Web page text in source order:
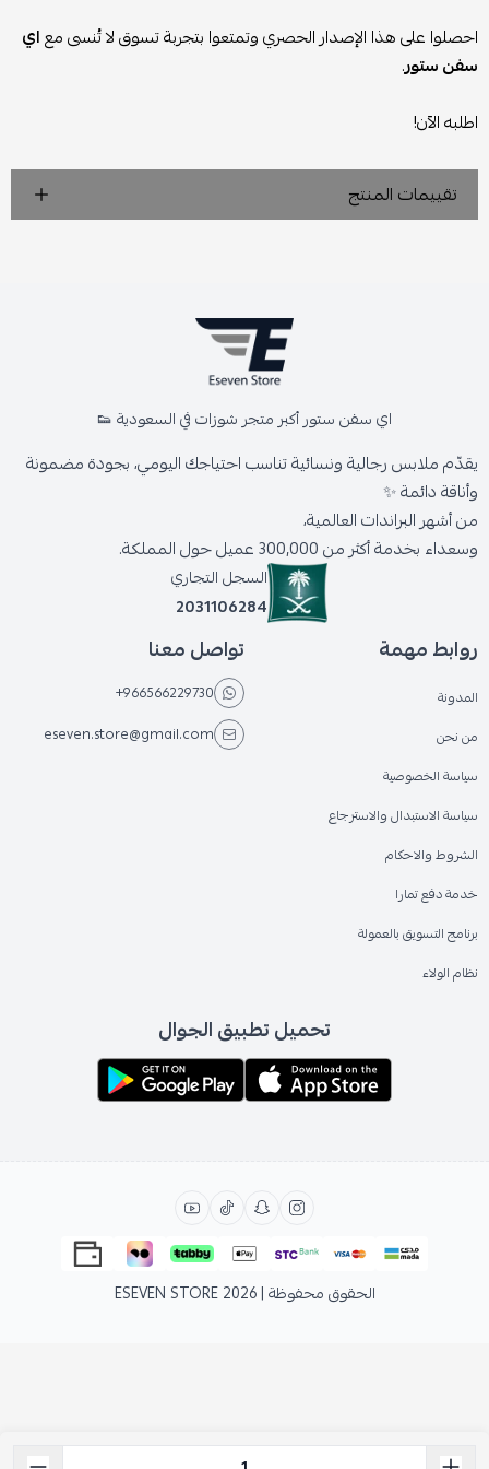
احصلوا على هذا الإصدار الحصري وتمتعوا بتجربة تسوق لا تُنسى معاي
سفن ستور.
اطلبه الآن!
تقييمات المنتج
اي سفن ستور أكبر متجر شوزات في السعودية 👟
يقدّم ملابس رجالية ونسائية تناسب احتياجك اليومي، بجودة مضمونة
وأناقة دائمة ✨
من أشهر البراندات العالمية،
وسعداء بخدمة أكثر من 300,000 عميل حول المملكة.
السجل التجاري
2031106284
روابط مهمة
المدونة
من نحن
سياسة الخصوصية
سياسة الاستبدال والاسترجاع
الشروط والاحكام
خدمة دفع تمارا
برنامج التسويق بالعمولة
نظام الولاء
تواصل معنا
+966566229730
eseven.store@gmail.com
تحميل تطبيق الجوال
الحقوق محفوظة | 2026 ESEVEN STORE